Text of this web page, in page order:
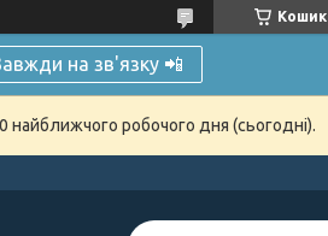
Кошик
на зв'язку 📲
найближчого робочого дня (сьогодні).